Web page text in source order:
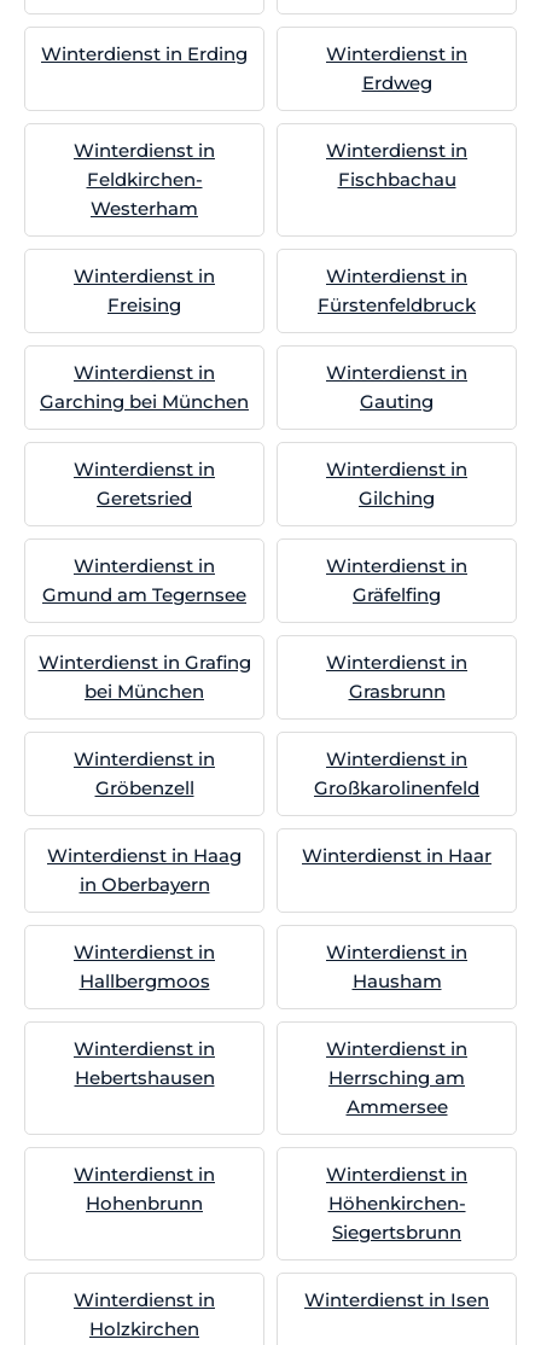
Winterdienst in Erding
Winterdienst in
Erdweg
Winterdienst in
Feldkirchen-
Westerham
Winterdienst in
Fischbachau
Winterdienst in
Freising
Winterdienst in
Fürstenfeldbruck
Winterdienst in
Garching bei München
Winterdienst in
Gauting
Winterdienst in
Geretsried
Winterdienst in
Gilching
Winterdienst in
Gmund am Tegernsee
Winterdienst in
Gräfelfing
Winterdienst in Grafing
bei München
Winterdienst in
Grasbrunn
Winterdienst in
Gröbenzell
Winterdienst in
Großkarolinenfeld
Winterdienst in Haag
in Oberbayern
Winterdienst in Haar
Winterdienst in
Hallbergmoos
Winterdienst in
Hausham
Winterdienst in
Hebertshausen
Winterdienst in
Herrsching am
Ammersee
Winterdienst in
Hohenbrunn
Winterdienst in
Höhenkirchen-
Siegertsbrunn
Winterdienst in
Holzkirchen
Winterdienst in Isen